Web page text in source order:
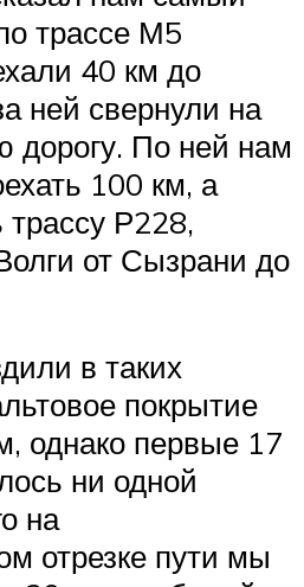
трассе М5
40 км до
ней свернули на
дорогу. По ней нам
100 км, а
трассу Р228,
от Сызрани до
в таких
покрытие
однако первые 17
ни одной
на
отрезке пути мы